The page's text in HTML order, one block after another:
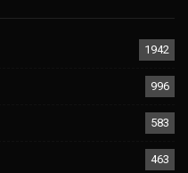
1942
996
583
463